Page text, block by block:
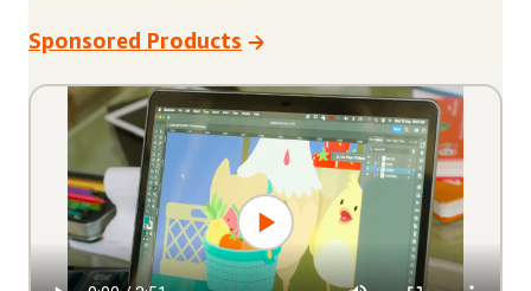
Sponsored Products